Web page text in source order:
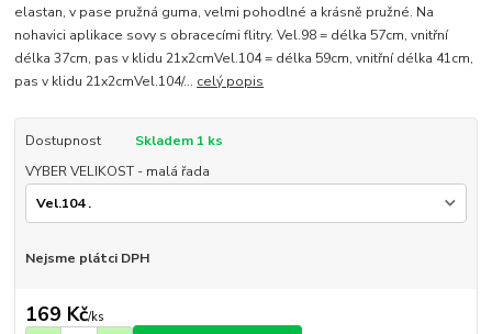
elastan, v pase pružná guma, velmi pohodlné a krásně pružné. Na
nohavici aplikace sovy s obracecími flitry. Vel.98 = délka 57cm, vnitřní
délka 37cm, pas v klidu 21x2cmVel.104 = délka 59cm, vnitřní délka 41cm,
pas v klidu 21x2cmVel.104/... celý popis
Dostupnost
Skladem 1 ks
VYBER VELIKOST - malá řada
Nejsme plátci DPH
169 Kč/ks